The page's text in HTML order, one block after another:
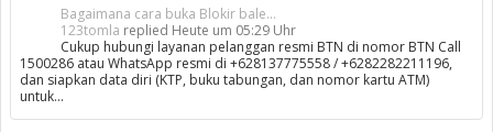
Bagaimana cara buka Blokir bale...
123tomla replied Heute um 05:29 Uhr
Cukup hubungi layanan pelanggan resmi BTN di nomor BTN Call
1500286 atau WhatsApp resmi di +628137775558 / +6282282211196,
dan siapkan data diri (KTP, buku tabungan, dan nomor kartu ATM)
untuk…